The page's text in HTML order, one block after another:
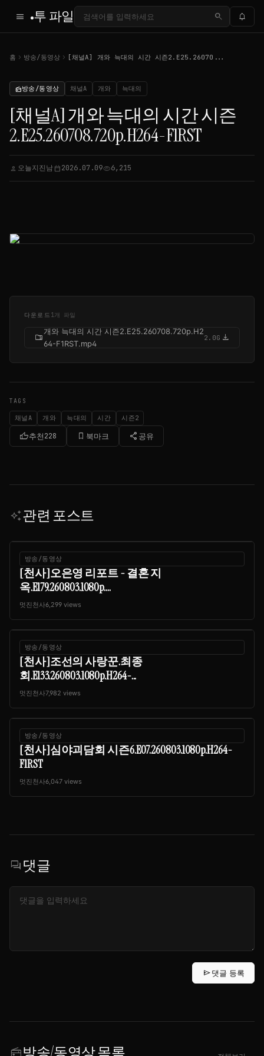
menu 투 파일 search notifications
홈 chevron_right 방송/동영상 chevron_right [채널A] 개와 늑대의 시간 시즌2.E25.26070...
radio방송/동영상 채널A 개와 늑대의
[채널A] 개와 늑대의 시간 시즌
2.E25.260708.720p.H264-F1RST
person 오늘지진남calendar_today2026.07.09visibility6,215
다운로드 1개 파일
folder_zip
개와 늑대의 시간 시즌2.E25.260708.720p.H2
64-F1RST.mp4
2.0G download
TAGS
채널A 개와 늑대의 시간 시즌2
thumb_up추천228 bookmark_border 북마크 share 공유
auto_awesome관련 포스트
방송/동영상
[천사]오은영 리포트 - 결혼 지
옥.E179.260803.1080p....
멋진천사6,299 views
방송/동영상
[천사]조선의 사랑꾼.최종
회.E133.260803.1080p.H264-...
멋진천사7,982 views
방송/동영상
[천사]심야괴담회 시즌6.E07.260803.1080p.H264-
F1RST
멋진천사6,047 views
forum댓글
send댓글 등록
radio방송/동영상 목록